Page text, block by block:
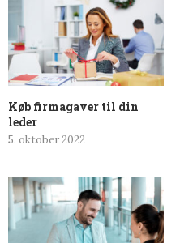
Køb firmagaver til din
leder
5. oktober 2022